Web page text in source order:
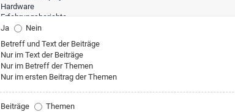
Ja
Nein
Betreff und Text der Beiträge
Nur im Text der Beiträge
Nur im Betreff der Themen
Nur im ersten Beitrag der Themen
Beiträge
Themen